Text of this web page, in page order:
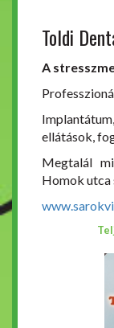
Toldi
A
ellátások,
Megtalál
Homok utca